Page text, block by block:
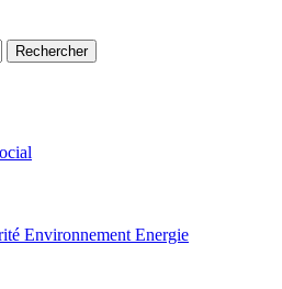
Environnement Energie